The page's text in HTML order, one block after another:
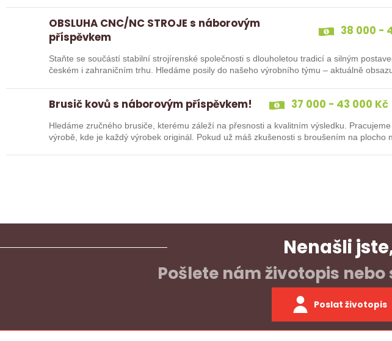
OBSLUHA CNC/NC STROJE s náborovým
příspěvkem
38 000 -
Staňte se součástí stabilní strojírenské společnosti s dlouholetou tradicí a silným
českém i zahraničním trhu. Hledáme posily do našeho výrobního týmu – aktuálně
Brusič kovů s náborovým příspěvkem! 37 000 - 43 000 Kč
Hledáme zručného brusiče, kterému záleží na přesnosti a kvalitním výsledku.
výrobě, kde je každý výrobek originál. Pokud už máš zkušenosti s broušením na plocho
Nenašli
Pošlete nám životopis
Poslat životopis